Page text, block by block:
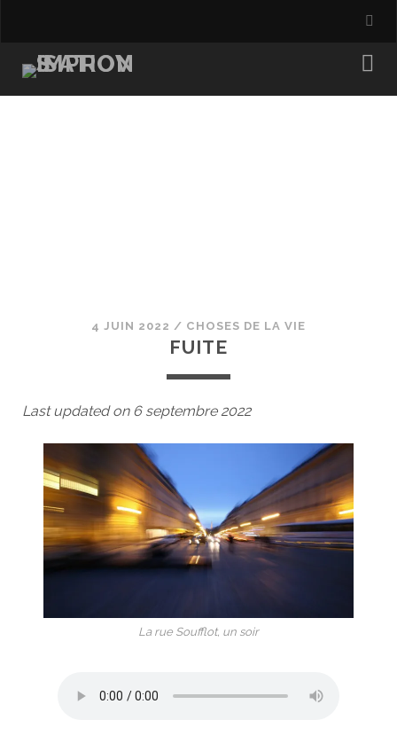
4 JUIN 2022 / CHOSES DE LA VIE
FUITE
Last updated on 6 septembre 2022
La rue Soufflot, un soir